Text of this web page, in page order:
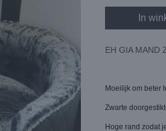
In
EH GIA MAND
Moeilijk om beter
Zwarte
Hoge rand zodat